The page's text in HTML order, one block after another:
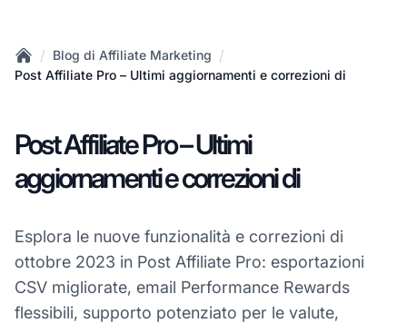
Home
/ Blog di Affiliate Marketing /
Post Affiliate Pro – Ultimi aggiornamenti e correzioni di
Post Affiliate Pro – Ultimi
aggiornamenti e correzioni di
Esplora le nuove funzionalità e correzioni di
ottobre 2023 in Post Affiliate Pro: esportazioni
CSV migliorate, email Performance Rewards
flessibili, supporto potenziato per le valute,